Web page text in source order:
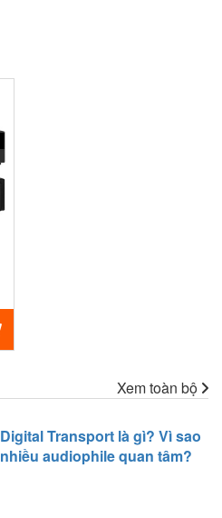
Xem toàn bộ
Digital Transport là gì? Vì sao
nhiều audiophile quan tâm?